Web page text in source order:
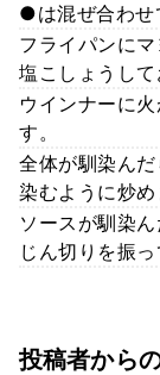
●は混ぜ合わせ
フライパンに
塩こしょうして
ウインナーに
す。
全体が馴染ん
染むように炒め
ソースが馴染
じん切りを振
投稿者から